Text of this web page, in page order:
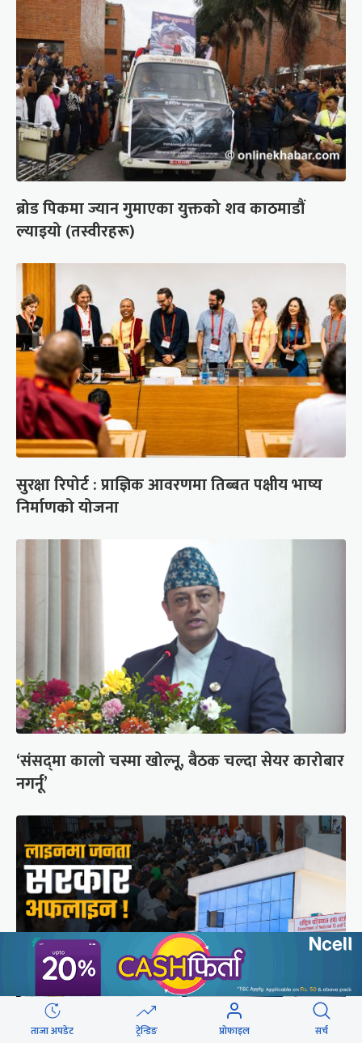
ब्रोड पिकमा ज्यान गुमाएका युक्तको शव काठमाडौं
ल्याइयो (तस्वीरहरू)
सुरक्षा रिपोर्ट : प्राज्ञिक आवरणमा तिब्बत पक्षीय भाष्य
निर्माणको योजना
‘संसद्‍मा कालो चस्मा खोल्नू, बैठक चल्दा सेयर कारोबार
नगर्नू’
ताजा अपडेट ट्रेन्डिङ प्रोफाइल सर्च